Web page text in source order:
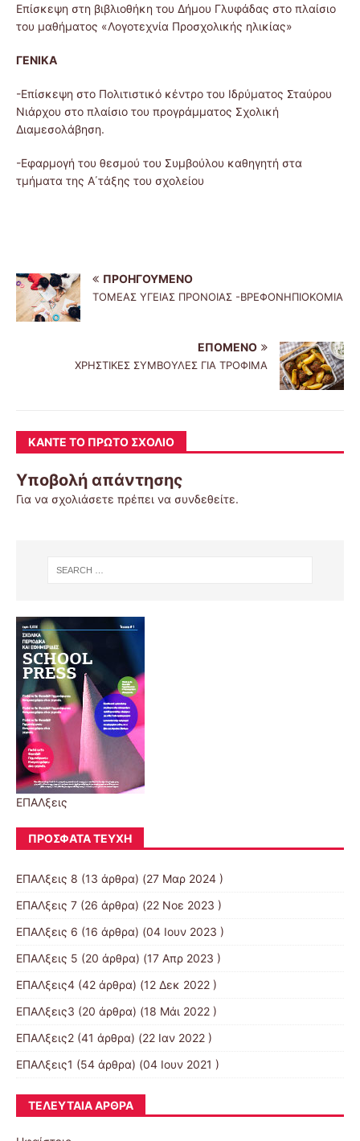
Επίσκεψη στη βιβλιοθήκη του Δήμου Γλυφάδας στο πλαίσιο
του μαθήματος «Λογοτεχνία Προσχολικής ηλικίας»
ΓΕΝΙΚΑ
-Επίσκεψη στο Πολιτιστικό κέντρο του Ιδρύματος Σταύρου
Νιάρχου στο πλαίσιο του προγράμματος Σχολική
Διαμεσολάβηση.
-Εφαρμογή του θεσμού του Συμβούλου καθηγητή στα
τμήματα της Α΄τάξης του σχολείου
ΠΡΟΗΓΟΎΜΕΝΟ
ΤΟΜΕΑΣ ΥΓΕΙΑΣ ΠΡΟΝΟΙΑΣ -ΒΡΕΦΟΝΗΠΙΟΚΟΜΙΑ
ΕΠΌΜΕΝΟ
ΧΡΗΣΤΙΚΕΣ ΣΥΜΒΟΥΛΕΣ ΓΙΑ ΤΡΟΦΙΜΑ
ΚΆΝΤΕ ΤΟ ΠΡΏΤΟ ΣΧΌΛΙΟ
Υποβολή απάντησης
Για να σχολιάσετε πρέπει να συνδεθείτε.
ΕΠΑΛξεις
ΠΡΌΣΦΑΤΑ ΤΕΎΧΗ
ΕΠΑΛξεις 8 (13 άρθρα) (27 Μαρ 2024 )
ΕΠΑΛξεις 7 (26 άρθρα) (22 Νοε 2023 )
ΕΠΑΛξεις 6 (16 άρθρα) (04 Ιουν 2023 )
ΕΠΑΛξεις 5 (20 άρθρα) (17 Απρ 2023 )
ΕΠΑΛξεις4 (42 άρθρα) (12 Δεκ 2022 )
ΕΠΑΛξεις3 (20 άρθρα) (18 Μάι 2022 )
ΕΠΑΛξεις2 (41 άρθρα) (22 Ιαν 2022 )
ΕΠΑΛξεις1 (54 άρθρα) (04 Ιουν 2021 )
ΤΕΛΕΥΤΑΊΑ ΆΡΘΡΑ